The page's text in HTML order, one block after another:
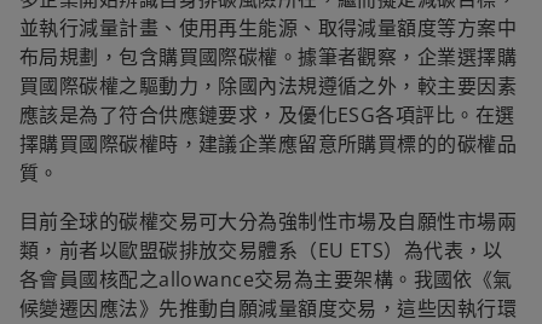
並執行減量計畫、使用再生能源、取得減量額度等方案中
布局規劃，包含購買國際碳權。據筆者觀察，企業選擇購
買國際碳權之驅動力，除國內法規遵循之外，較主要因素
應該是為了符合供應鏈要求，及優化ESG各項評比。在選
擇購買國際碳權時，建議企業應留意所購買標的的碳權品
質。
目前全球的碳權交易可大分為強制性市場及自願性市場兩
類，前者以歐盟碳排放交易體系（EU ETS）為代表，以
各會員國核配之allowance交易為主要架構。我國依《氣
候變遷因應法》先推動自願減量額度交易，這些因執行環